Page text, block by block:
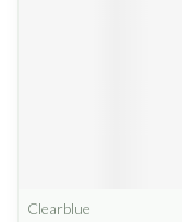
Clearblue